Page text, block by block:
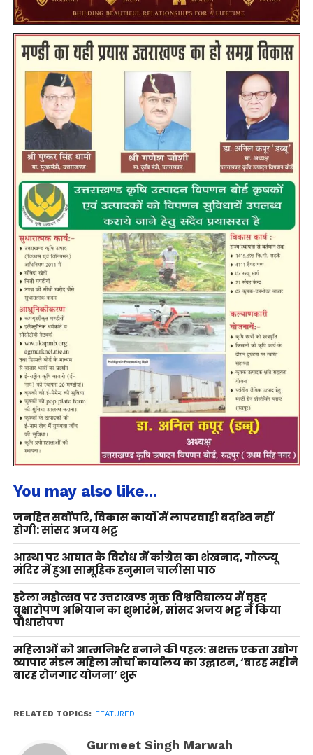
You may also like...
जनहित सर्वोपरि, विकास कार्यों में लापरवाही बर्दाश्त नहीं
होगी: सांसद अजय भट्ट
आस्था पर आघात के विरोध में कांग्रेस का शंखनाद, गोल्ज्यू
मंदिर में हुआ सामूहिक हनुमान चालीसा पाठ
हरेला महोत्सव पर उत्तराखण्ड मुक्त विश्वविद्यालय में वृहद
वृक्षारोपण अभियान का शुभारंभ, सांसद अजय भट्ट ने किया
पौधारोपण
महिलाओं को आत्मनिर्भर बनाने की पहल: सशक्त एकता उद्योग
व्यापार मंडल महिला मोर्चा कार्यालय का उद्घाटन, ‘बारह महीने
बारह रोजगार योजना’ शुरू
RELATED TOPICS: FEATURED
Gurmeet Singh Marwah